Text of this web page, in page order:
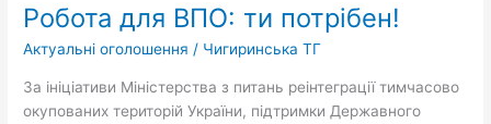
Робота для ВПО: ти потрібен!
Актуальні оголошення / Чигиринська ТГ
За ініціативи Міністерства з питань реінтеграції тимчасово
окупованих територій України, підтримки Державного
ВПО:
потрібен!